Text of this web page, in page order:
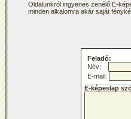
Oldalunkról ingyenes zenélő E-
minden alkalomra akár saját
Feladó:
Név:
E-mail:
E-képeslap